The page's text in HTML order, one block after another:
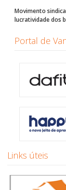
Movimento
lucratividade dos
Portal de
Links úteis